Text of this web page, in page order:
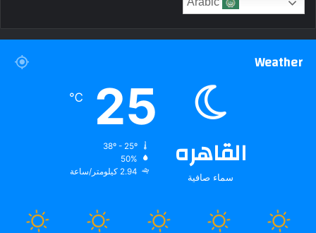
Weather
القاهره
سماء صافية
25
℃
50%
2.94 كيلومتر/ساعة